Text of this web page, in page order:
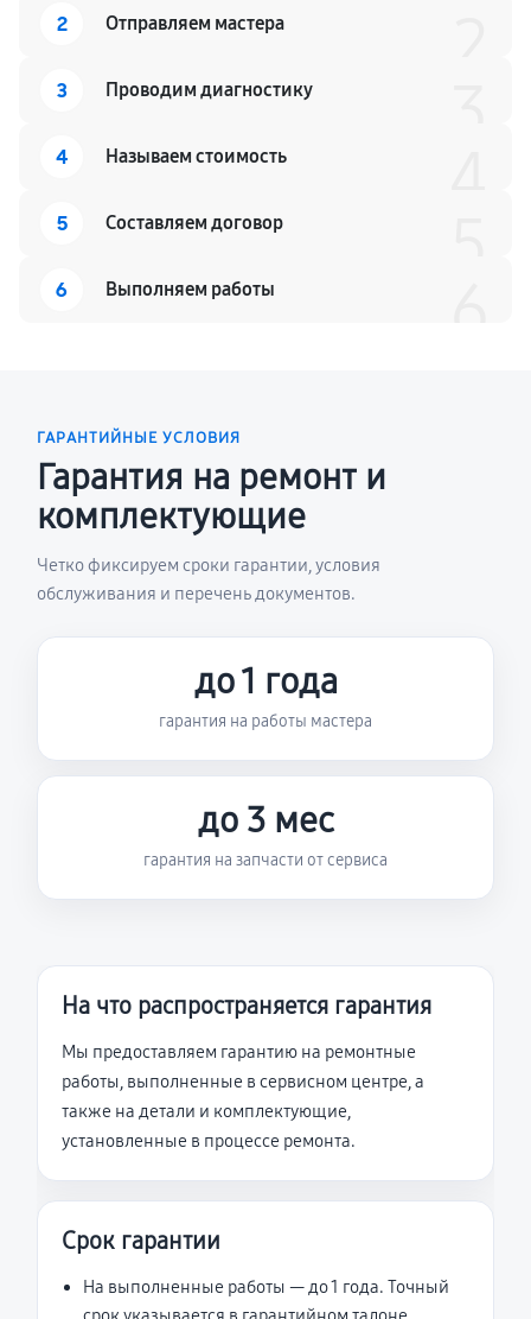
2 Отправляем мастера
3 Проводим диагностику
4 Называем стоимость
5 Составляем договор
6 Выполняем работы
ГАРАНТИЙНЫЕ УСЛОВИЯ
Гарантия на ремонт и
комплектующие
Четко фиксируем сроки гарантии, условия
обслуживания и перечень документов.
до 1 года
гарантия на работы мастера
до 3 мес
гарантия на запчасти от сервиса
На что распространяется гарантия
Мы предоставляем гарантию на ремонтные
работы, выполненные в сервисном центре, а
также на детали и комплектующие,
установленные в процессе ремонта.
Срок гарантии
На выполненные работы — до 1 года. Точный